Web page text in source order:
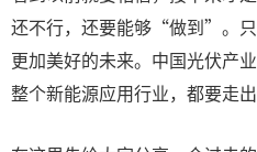
还不行，还要能够“做到”。
更加美好的未来。中国光伏产
整个新能源应用行业，都要走